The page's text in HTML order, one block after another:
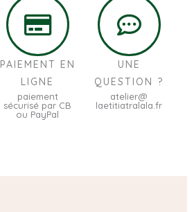
PAIEMENT EN
LIGNE
paiement
sécurisé par CB
ou PayPal
UNE
QUESTION ?
atelier@
laetitiatralala.fr